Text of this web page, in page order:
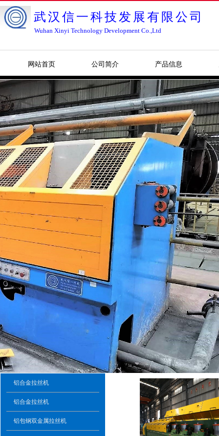
武汉信一科技发展有限公司
Wuhan Xinyi Technology Development Co.,Ltd
网站首页 公司简介 产品信息
铝合金拉丝机
铝合金拉丝机
铝包钢双金属拉丝机